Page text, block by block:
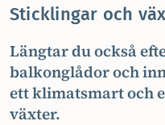
Sticklingar och
Längtar du också
balkonglådor och
ett klimatsmart och
växter.